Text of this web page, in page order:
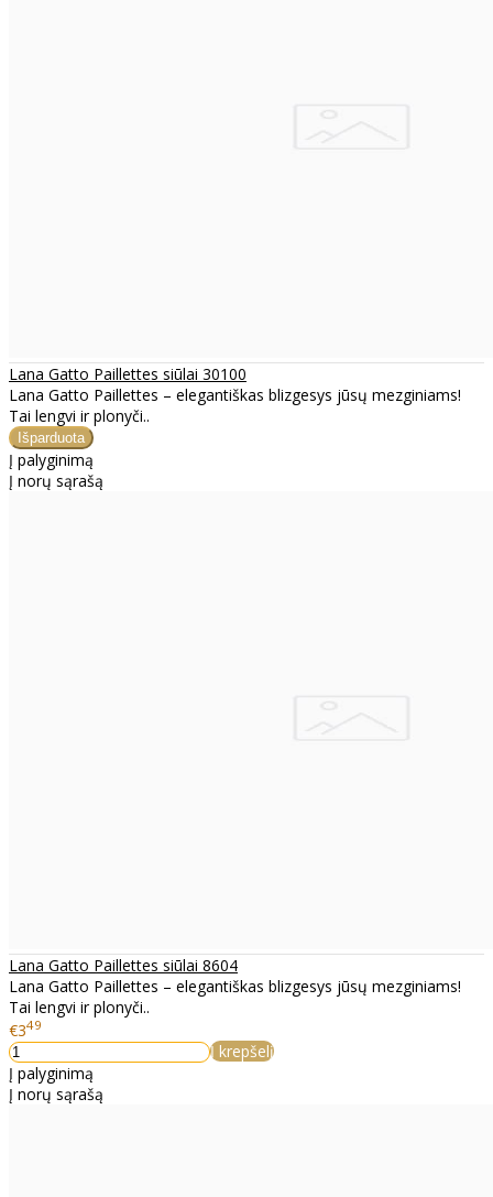
Lana Gatto Paillettes siūlai 30100
Lana Gatto Paillettes – elegantiškas blizgesys jūsų mezginiams!
Tai lengvi ir plonyči..
Į palyginimą
Į norų sąrašą
Lana Gatto Paillettes siūlai 8604
Lana Gatto Paillettes – elegantiškas blizgesys jūsų mezginiams!
Tai lengvi ir plonyči..
€349
Į krepšelį
Į palyginimą
Į norų sąrašą